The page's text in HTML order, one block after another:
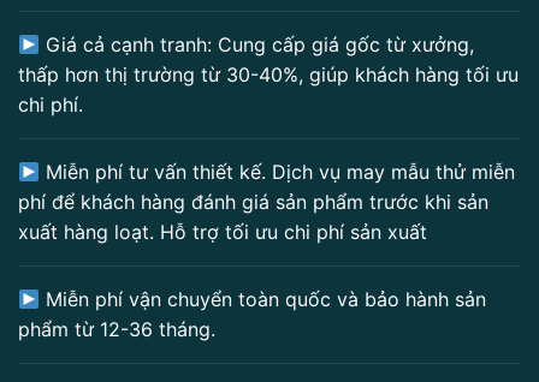
Giá cả cạnh tranh: Cung cấp giá gốc từ xưởng,
thấp hơn thị trường từ 30-40%, giúp khách hàng tối ưu
chi phí.
Miễn phí tư vấn thiết kế. Dịch vụ may mẫu thử miễn
phí để khách hàng đánh giá sản phẩm trước khi sản
xuất hàng loạt. Hỗ trợ tối ưu chi phí sản xuất
Miễn phí vận chuyển toàn quốc và bảo hành sản
phẩm từ 12-36 tháng.